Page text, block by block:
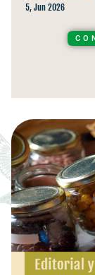
5, Jun 2026